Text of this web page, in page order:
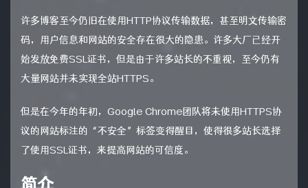
许多博客至今仍旧在使用HTTP协议传输数据，甚至明文传输密
码，用户信息和网站的安全存在很大的隐患。许多大厂已经开
始发放免费SSL证书，但是由于许多站长的不重视，至今仍有
大量网站并未实现全站HTTPS。
但是在今年的年初，Google Chrome团队将未使用HTTPS协
议的网站标注的“不安全”标签变得醒目，使得很多站长选择
了使用SSL证书，来提高网站的可信度。